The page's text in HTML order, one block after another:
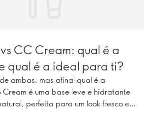
CC Cream: qual é a
qual é a ideal para ti?
ambas, mas afinal qual é a
Cream é uma base leve e hidratante
perfeita para um look fresco e
pele, oferecendo uma cobertura mais